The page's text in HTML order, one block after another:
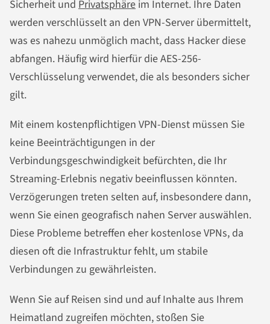
Sicherheit und Privatsphäre im Internet. Ihre Daten
werden verschlüsselt an den VPN-Server übermittelt,
was es nahezu unmöglich macht, dass Hacker diese
abfangen. Häufig wird hierfür die AES-256-
Verschlüsselung verwendet, die als besonders sicher
gilt.
Mit einem kostenpflichtigen VPN-Dienst müssen Sie
keine Beeinträchtigungen in der
Verbindungsgeschwindigkeit befürchten, die Ihr
Streaming-Erlebnis negativ beeinflussen könnten.
Verzögerungen treten selten auf, insbesondere dann,
wenn Sie einen geografisch nahen Server auswählen.
Diese Probleme betreffen eher kostenlose VPNs, da
diesen oft die Infrastruktur fehlt, um stabile
Verbindungen zu gewährleisten.
Wenn Sie auf Reisen sind und auf Inhalte aus Ihrem
Heimatland zugreifen möchten, stoßen Sie